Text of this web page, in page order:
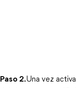
Paso 2.Una vez